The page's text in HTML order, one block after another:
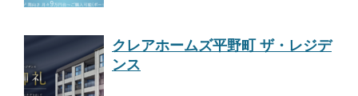
クレアホームズ平野町 ザ・レジデ
ンス